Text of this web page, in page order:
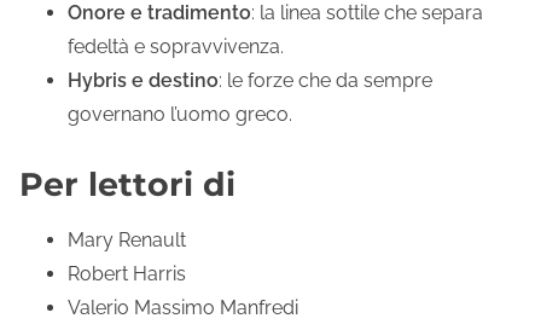
Onore e tradimento: la linea sottile che separa
fedeltà e sopravvivenza.
Hybris e destino: le forze che da sempre
governano l’uomo greco.
Per lettori di
Mary Renault
Robert Harris
Valerio Massimo Manfredi